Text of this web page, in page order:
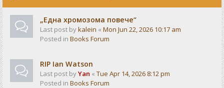
„Една хромозома повече“
Last post bykalein « Mon Jun 22, 2026 10:17 am
Posted in Books Forum
RIP Ian Watson
Last post byYan « Tue Apr 14, 2026 8:12 pm
Posted in Books Forum